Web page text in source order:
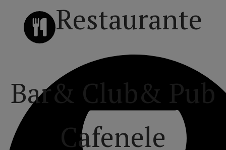
Restaurante
Bar& Club& Pub
Cafenele